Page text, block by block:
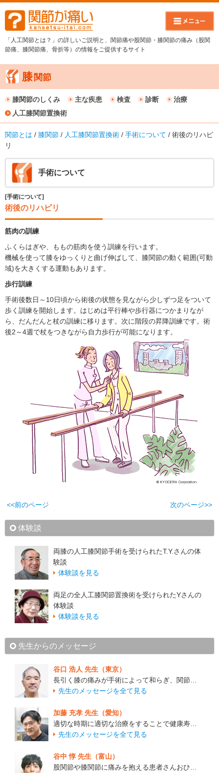
「人工関節とは？」の詳しいご説明と、関節痛や股関節・膝関節の痛み（股関
節痛、膝関節痛、骨折等）の情報をご提供するサイト
膝 関節
膝関節のしくみ 主な疾患 検査 診断
治療
人工膝関節置換術
関節とは / 膝関節 / 人工膝関節置換術 / 手術について / 術後のリハビ
リ
手術について
[手術について]
術後のリハビリ
筋肉の訓練
ふくらはぎや、ももの筋肉を使う訓練を行います。
機械を使って膝をゆっくりと曲げ伸ばして、膝関節の動く範囲(可動
域)を大きくする運動もあります。
歩行訓練
手術後数日～10日頃から術後の状態を見ながら少しずつ足をついて
歩く訓練を開始します。はじめは平行棒や歩行器につかまりなが
ら、だんだんと杖の訓練に移ります。次に階段の昇降訓練です。術
後2～4週で杖をつきながら自力歩行が可能になります。
<<前のページ 次のページ>>
体験談
両膝の人工膝関節手術を受けられたT.Y.さんの体
験談
体験談を見る
両足の全人工膝関節置換術を受けられたYさんの
体験談
体験談を見る
先生からのメッセージ
谷口 浩人 先生（東京）
長引く膝の痛みが手術によって和らぎ、関節…
先生のメッセージを全て見る
加藤 充孝 先生（愛知）
適切な時期に適切な治療をすることで健康寿…
先生のメッセージを全て見る
谷中 惇 先生（富山）
股関節や膝関節に痛みを抱える患者さんおひ…